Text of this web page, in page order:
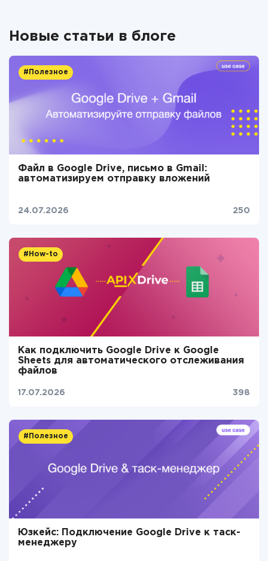
Новые статьи в блоге
#Полезное
Файл в Google Drive, письмо в Gmail:
автоматизируем отправку вложений
24.07.2026 250
#How-to
Как подключить Google Drive к Google
Sheets для автоматического отслеживания
файлов
17.07.2026 398
#Полезное
Юзкейс: Подключение Google Drive к таск-
менеджеру